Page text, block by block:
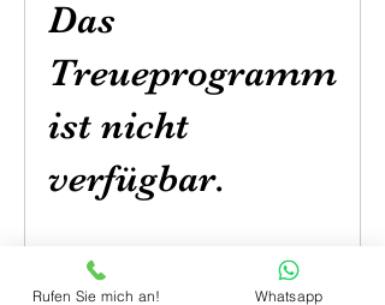
Das
Treueprogramm
ist nicht
verfügbar.
Rufen Sie mich an! Whatsapp